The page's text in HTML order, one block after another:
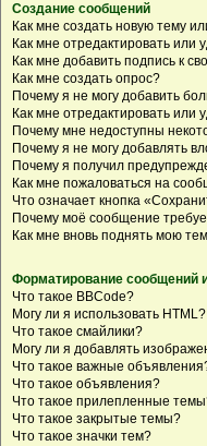
Создание сообщений
Как мне создать новую тему
Как мне отредактировать или
Как мне добавить подпись к
Как мне создать опрос?
Почему я не могу добавить
Как мне отредактировать или
Почему мне недоступны
Почему я не могу добавлять
Почему я получил
Как мне пожаловаться на
Что означает кнопка
Почему моё сообщение
Как мне вновь поднять мою
Форматирование сообщений
Что такое BBCode?
Могу ли я использовать HTML?
Что такое смайлики?
Могу ли я добавлять
Что такое важные
Что такое объявления?
Что такое прилепленные
Что такое закрытые темы?
Что такое значки тем?